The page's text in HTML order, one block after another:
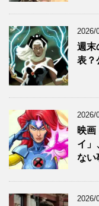
2026/
週末
表？
2026/
映画
イ」
ない
2026/